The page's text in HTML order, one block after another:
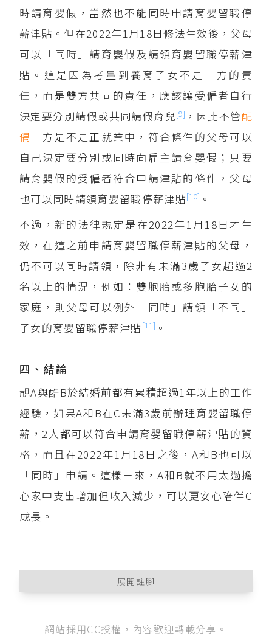
時請育嬰假，當然也不能同時申請育嬰留職停
薪津貼。但在2022年1月18日修法生效後，父母
可以「同時」請育嬰假及請領育嬰留職停薪津
貼。這是因為考量到養育子女不是一方的責
任，而是雙方共同的責任，應該讓受僱者自行
決定要分別請假或共同請假育兒[9] ，因此不管配
偶一方是不是正就業中，符合條件的父母可以
自己決定要分別或同時向雇主請育嬰假；只要
請育嬰假的受僱者符合申請津貼的條件，父母
也可以同時請領育嬰留職停薪津貼[10] 。
不過，新的法律規定是在2022年1月18日才生
效，在這之前申請育嬰留職停薪津貼的父母，
仍不可以同時請領，除非有未滿3歲子女超過2
名以上的情況，例如：雙胞胎或多胞胎子女的
家庭，則父母可以例外「同時」請領「不同」
子女的育嬰留職停薪津貼 [11] 。
四、結論
靚A與酷B於結婚前都有累積超過1年以上的工作
經驗，如果A和B在C未滿3歲前辦理育嬰留職停
薪，2人都可以符合申請育嬰留職停薪津貼的資
格，而且在2022年1月18日之後，A和B也可以
「同時」申請。這樣ㄧ來，A和B就不用太過擔
心家中支出增加但收入減少，可以更安心陪伴C
成長。
展開註腳
等，貫徹憲法消除性別歧視、促進性別地位實質
網站採用CC授權，內容歡迎轉載分享。